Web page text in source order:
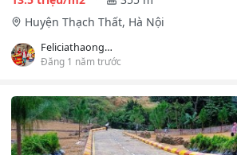
Huyện Thạch Thất, Hà Nội
Feliciathaonguyen
Đăng 1 năm trước